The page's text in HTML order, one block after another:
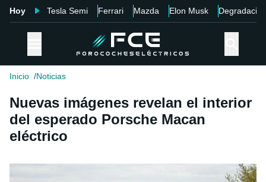
Hoy Tesla Semi Ferrari Mazda Elon Musk Degradación
Inicio Noticias
Nuevas imágenes revelan el interior
del esperado Porsche Macan
eléctrico